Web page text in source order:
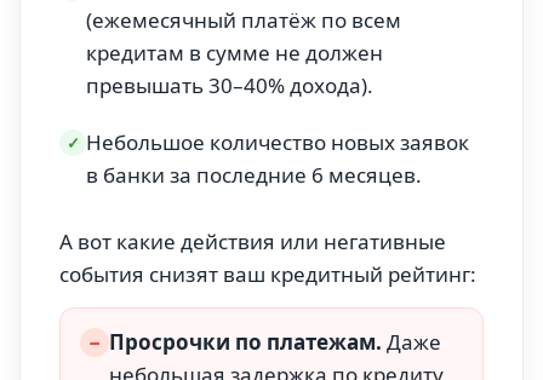
(ежемесячный платёж по всем
кредитам в сумме не должен
превышать 30–40% дохода).
✓ Небольшое количество новых заявок
в банки за последние 6 месяцев.
А вот какие действия или негативные
события снизят ваш кредитный рейтинг:
− Просрочки по платежам. Даже